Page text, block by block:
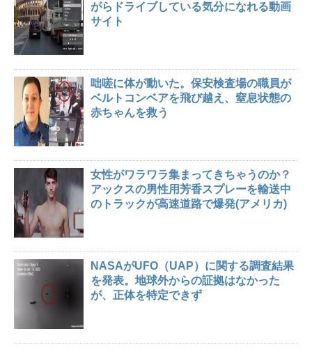
がらドライブしている気分になれる動画
サイト
咄嗟に体が動いた。保安検査場の職員が
ベルトコンベアを飛び越え、窒息状態の
赤ちゃんを救う
女性がワラワラ集まってきちゃうのか？
アックスの男性用芳香スプレーを輸送中
のトラックが高速道路で爆発(アメリカ)
NASAがUFO（UAP）に関する調査結果
を発表。地球外からの証拠はなかった
が、正体を特定できず